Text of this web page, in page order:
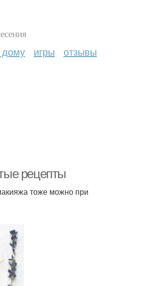
дому игры отзывы
рецепты
тоже можно при